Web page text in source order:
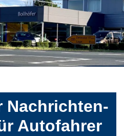
Nachrichten-
Autofahrer